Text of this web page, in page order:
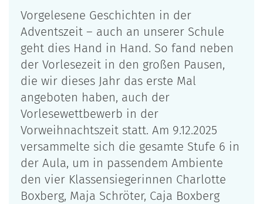
Vorgelesene Geschichten in der
Adventszeit – auch an unserer Schule
geht dies Hand in Hand. So fand neben
der Vorlesezeit in den großen Pausen,
die wir dieses Jahr das erste Mal
angeboten haben, auch der
Vorlesewettbewerb in der
Vorweihnachtszeit statt. Am 9.12.2025
versammelte sich die gesamte Stufe 6 in
der Aula, um in passendem Ambiente
den vier Klassensiegerinnen Charlotte
Boxberg, Maja Schröter, Caja Boxberg